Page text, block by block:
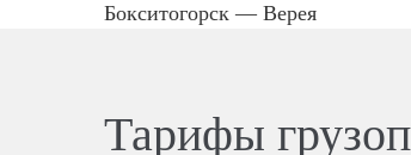
Бокситогорск — Верея
Тарифы